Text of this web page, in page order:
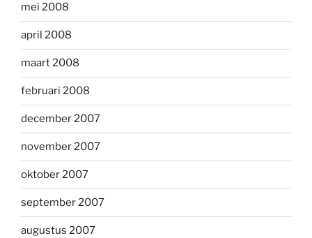
mei 2008
april 2008
maart 2008
februari 2008
december 2007
november 2007
oktober 2007
september 2007
augustus 2007